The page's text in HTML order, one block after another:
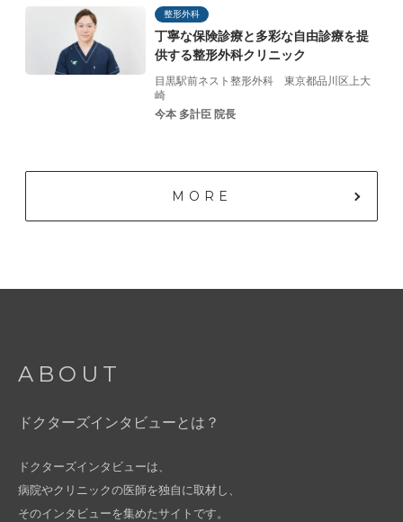
整形外科
丁寧な保険診療と多彩な自由診療を提
供する整形外科クリニック
目黒駅前ネスト整形外科 東京都品川区上大
崎
今本 多計臣 院長
MORE
ABOUT
ドクターズインタビューとは？
ドクターズインタビューは、
病院やクリニックの医師を独自に取材し、
そのインタビューを集めたサイトです。